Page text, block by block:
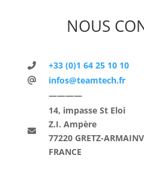
NOUS
+33 (0)1 64 25 10 10
infos@teamtech.fr
————
14, impasse St Eloi
Z.I. Ampère
77220 GRETZ-
FRANCE